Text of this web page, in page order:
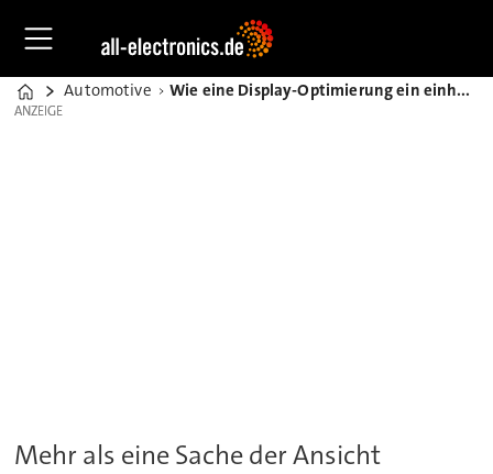
Home
Automotive Wie eine Display-Optimierung ein einheitliches Erscheinungsbild liefert
ANZEIGE
ANZEIGE
Mehr als eine Sache der Ansicht